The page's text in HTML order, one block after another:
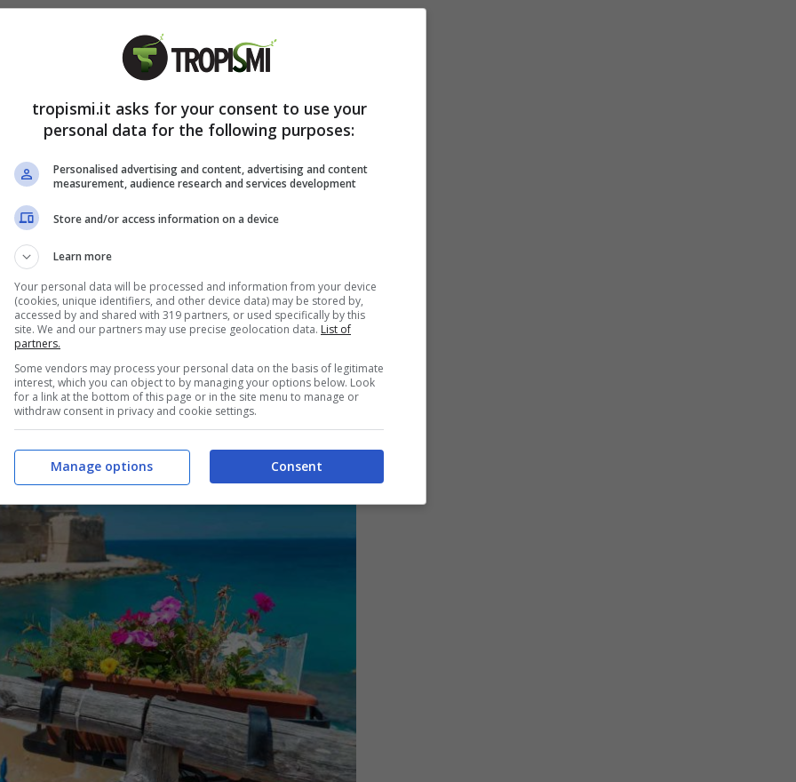
unisce il fascino della Magna Grecia
D’Annunzio il chilometro più bello d’Italia
la fascia costiera regalando un panorama
e musica creando una bella atmosfera.
quella
e mare smeraldo. L’arco si apre su una
del Saraceno, sorgente d’acqua dolce e
l’isola di Dino – uno spettacolo al
tropismi.it asks for your consent to use your
personal data for the following purposes:
Personalised advertising and content, advertising and content
measurement, audience research and services development
Store and/or access information on a device
Learn more
Your personal data will be processed and information from your device
(cookies, unique identifiers, and other device data) may be stored by,
accessed by and shared with 319 partners, or used specifically by this
site. We and our partners may use precise geolocation data. List of
partners.
Some vendors may process your personal data on the basis of legitimate
interest, which you can object to by managing your options below. Look
for a link at the bottom of this page or in the site menu to manage or
withdraw consent in privacy and cookie settings.
Consent
Manage options